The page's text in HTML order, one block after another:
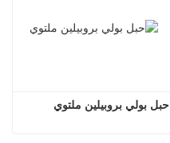
حبل بولي بروبيلين ملتوي